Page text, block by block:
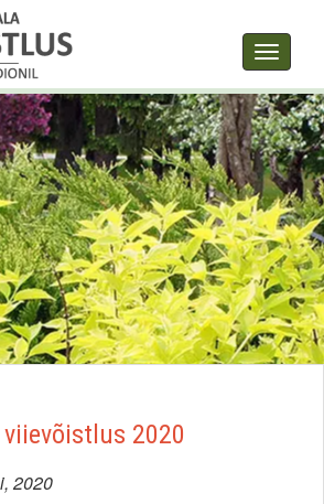
Toggle
2020
2020